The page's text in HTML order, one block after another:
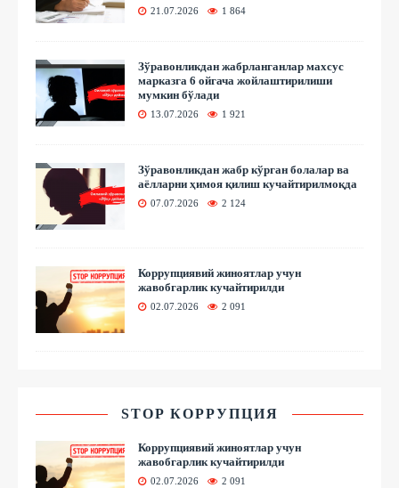
21.07.2026 1 864
Зўравонликдан жабрланганлар махсус
марказга 6 ойгача жойлаштирилиши
мумкин бўлади
13.07.2026 1 921
Зўравонликдан жабр кўрган болалар ва
аёлларни ҳимоя қилиш кучайтирилмоқда
07.07.2026 2 124
Коррупциявий жиноятлар учун
жавобгарлик кучайтирилди
02.07.2026 2 091
STOP КОРРУПЦИЯ
Коррупциявий жиноятлар учун
жавобгарлик кучайтирилди
02.07.2026 2 091